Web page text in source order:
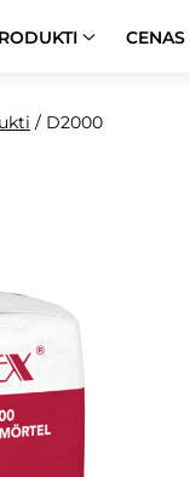
CENAS
/ D2000